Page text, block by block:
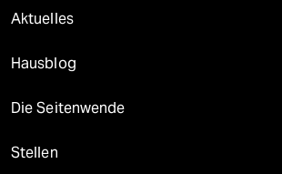
Aktuelles
Hausblog
Die Seitenwende
Stellen